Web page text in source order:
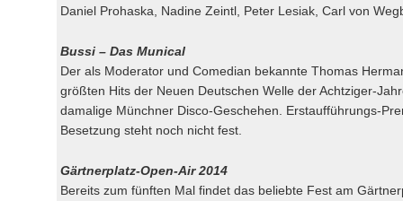
Daniel Prohaska, Nadine Zeintl, Peter Lesiak, Carl von
Bussi – Das Munical
Der als Moderator und Comedian bekannte Thomas
größten Hits der Neuen Deutschen Welle der Achtziger-
damalige Münchner Disco-Geschehen. Erstaufführungs-
Besetzung steht noch nicht fest.
Gärtnerplatz-Open-Air 2014
Bereits zum fünften Mal findet das beliebte Fest am